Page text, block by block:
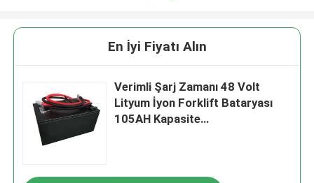
En İyi Fiyatı Alın
Verimli Şarj Zamanı 48 Volt
Lityum İyon Forklift Bataryası
105AH Kapasite